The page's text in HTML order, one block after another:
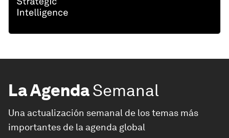
La AgendaSemanal
Una actualización semanal de los temas más
importantes de la agenda global